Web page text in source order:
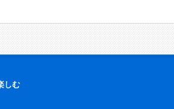
しむ